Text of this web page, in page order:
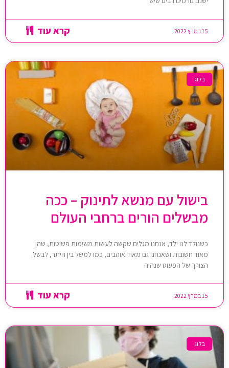
קרא עוד 15 במרץ 2022
בלוג
בישול עם מנשא לתינוק – ככה
מבשלים הורים ברחבי העולם
כשנולד לנו ילד, אנחנו מגלים שקשה לעשות משימות פשוטות, שהן
מאוד חשובות ושאנחנו גם מאוד אוהבים, כמו למשל בין היתר, לבשל.
הצורך של הפעוט שנהיה
קרא עוד 15 במרץ 2022
בלוג